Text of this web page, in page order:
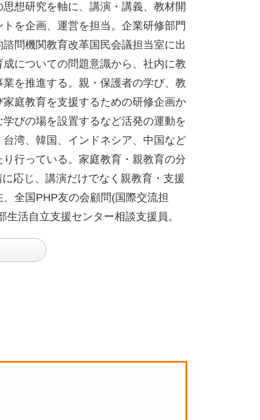
想研究を軸に、講演・講義、教材開
を企画、運営を担当。企業研修部門
問機関教育改革国民会議担当室に出
についての問題意識から、社内に教
を推進する。親・保護者の学び、教
庭教育を支援するための研修企画か
びの場を設置するなど活発の運動を
湾、韓国、インドネシア、中国など
行っている。家庭教育・親教育の分
応じ、講演だけでなく親教育・支援
全国PHP友の会顧問(国際交流担
活自立支援センター相談支援員。